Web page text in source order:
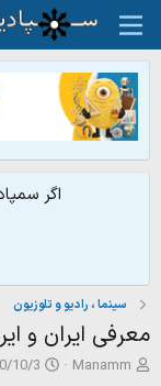
اگر
سینما ، رادیو و تلوزیون
معرفی ایران و
ش
Manamm
ت10/3